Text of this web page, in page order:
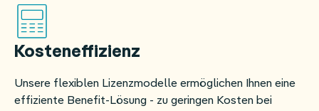
Kosteneffizienz
Unsere flexiblen Lizenzmodelle ermöglichen Ihnen eine
effiziente Benefit-Lösung - zu geringen Kosten bei